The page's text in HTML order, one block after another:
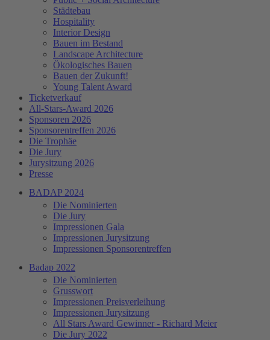
Städtebau
Hospitality
Interior Design
Bauen im Bestand
Landscape Architecture
Ökologisches Bauen
Bauen der Zukunft!
Young Talent Award
Ticketverkauf
All-Stars-Award 2026
Sponsoren 2026
Sponsorentreffen 2026
Die Trophäe
Die Jury
Jurysitzung 2026
Presse
BADAP 2024
Die Nominierten
Die Jury
Impressionen Gala
Impressionen Jurysitzung
Impressionen Sponsorentreffen
Badap 2022
Die Nominierten
Grusswort
Impressionen Preisverleihung
Impressionen Jurysitzung
All Stars Award Gewinner - Richard Meier
Die Jury 2022